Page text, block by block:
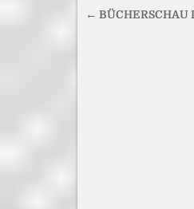
← BÜCHERSCHAU